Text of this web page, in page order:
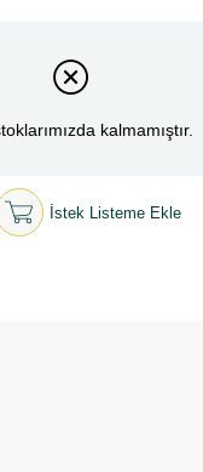
kalmamıştır.
İstek Listeme Ekle